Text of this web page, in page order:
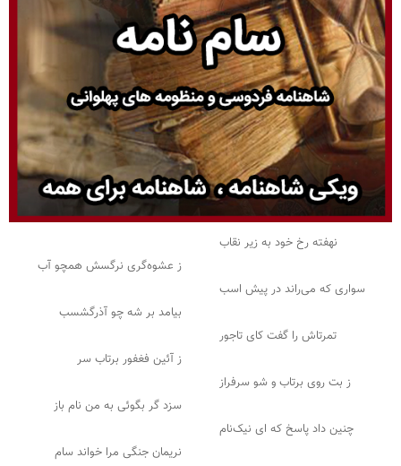
نهفته رخ خود به زیر نقاب
ز عشوه‌گری نرگسش همچو آب
سواری که می‌راند در پیش اسب
بیامد بر شه چو آذرگشسب
تمرتاش را گفت کای تاجور
ز آئین فغفور برتاب سر
ز بت روی برتاب و شو سرفراز
سزد گر بگوئی به من نام باز
چنین داد پاسخ که ای نیک‌نام
نریمان جنگی مرا خواند سام